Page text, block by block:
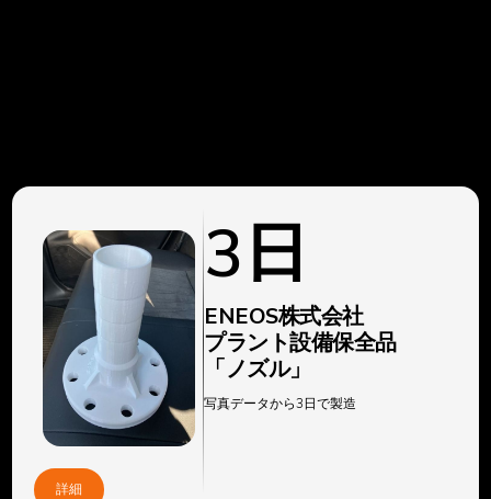
08
VAE
Value Added Engineering
詳細
詳細
3
1
2
日
ENEOS株式会社
プラント設備保全品
「ノズル」
写真データから3日で製造